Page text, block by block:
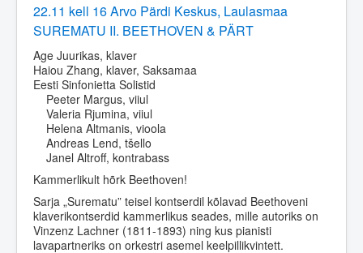
22.11 kell 16 Arvo Pärdi Keskus, Laulasmaa
SUREMATU II. BEETHOVEN & PÄRT
Age Juurikas, klaver
Haiou Zhang, klaver, Saksamaa
Eesti Sinfonietta Solistid
Peeter Margus, viiul
Valeria Rjumina, viiul
Helena Altmanis, vioola
Andreas Lend, tšello
Janel Altroff, kontrabass
Kammerlikult hõrk Beethoven!
Sarja „Surematu” teisel kontserdil kõlavad Beethoveni
klaverikontserdid kammerlikus seades, mille autoriks on
Vinzenz Lachner (1811-1893) ning kus pianisti
lavapartneriks on orkestri asemel keelpillikvintett.